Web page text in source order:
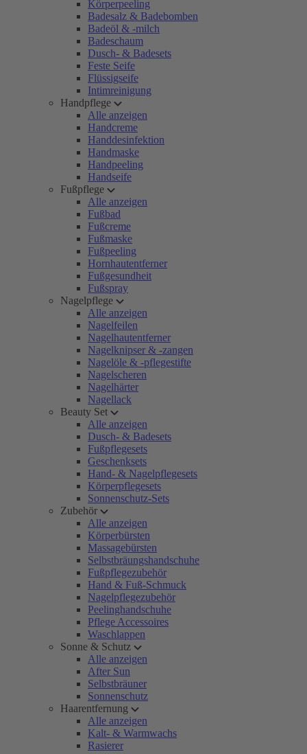
Körperpeeling
Badesalz & Badebomben
Badeöl & -milch
Badeschaum
Dusch- & Badesets
Feste Seife
Flüssigseife
Intimreinigung
Handpflege
Alle anzeigen
Handcreme
Handdesinfektion
Handmaske
Handpeeling
Handseife
Fußpflege
Alle anzeigen
Fußbad
Fußcreme
Fußmaske
Fußpeeling
Hornhautentferner
Fußgesundheit
Fußspray
Nagelpflege
Alle anzeigen
Nagelfeilen
Nagelhautentferner
Nagelknipser & -zangen
Nagelöle & -pflegestifte
Nagelscheren
Nagelhärter
Nagellack
Beauty Set
Alle anzeigen
Dusch- & Badesets
Fußpflegesets
Geschenksets
Hand- & Nagelpflegesets
Körperpflegesets
Sonnenschutz-Sets
Zubehör
Alle anzeigen
Körperbürsten
Massagebürsten
Selbstbräungshandschuhe
Fußpflegezubehör
Hand & Fuß-Schmuck
Nagelpflegezubehör
Peelinghandschuhe
Pflege Accessoires
Waschlappen
Sonne & Schutz
Alle anzeigen
After Sun
Selbstbräuner
Sonnenschutz
Haarentfernung
Alle anzeigen
Kalt- & Warmwachs
Rasierer